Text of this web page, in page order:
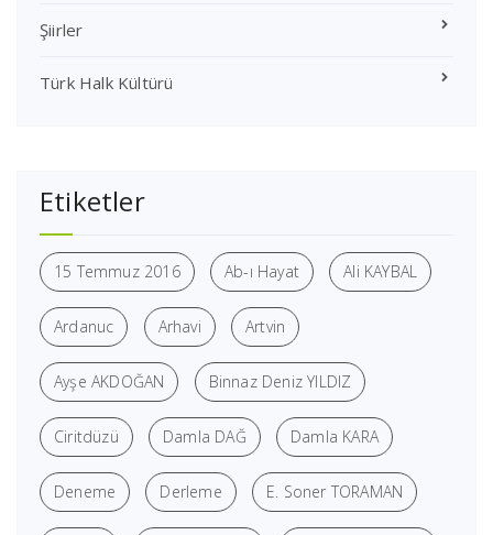
Şiirler
Türk Halk Kültürü
Etiketler
15 Temmuz 2016 Ab-ı Hayat Ali KAYBAL
Ardanuc Arhavi Artvin
Ayşe AKDOĞAN Binnaz Deniz YILDIZ
Ciritdüzü Damla DAĞ Damla KARA
Deneme Derleme E. Soner TORAMAN